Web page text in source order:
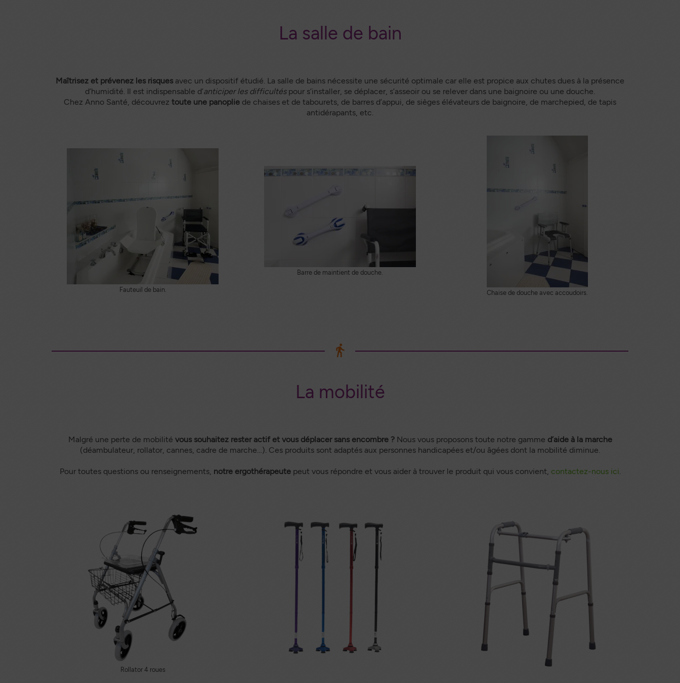
La salle de bain
Maîtrisez et prévenez les risquesavec un dispositif étudié. La salle de bains nécessite une sécurité optimale car elle est propice aux chutes dues à la présence
d’humidité. Il est indispensable d’anticiper les difficultéspour s’installer, se déplacer, s’asseoir ou se relever dans une baignoire ou une douche.
Chez Anno Santé, découvrez toute une panoplie de chaises et de tabourets, de barres d’appui, de sièges élévateurs de baignoire, de marchepied, de tapis
antidérapants, etc.
Fauteuil de bain.
Barre de maintient de douche.
Chaise de douche avec accoudoirs.
La mobilité
Malgré une perte de mobilité vous souhaitez rester actif et vous déplacer sans encombre ?Nous vous proposons toute notre gamme d’aide à la marche
(déambulateur, rollator, cannes, cadre de marche…). Ces produits sont adaptés aux personnes handicapées et/ou âgées dont la mobilité diminue.
Pour toutes questions ou renseignements, notre ergothérapeutepeut vous répondre et vous aider à trouver le produit qui vous convient, contactez-nous ici.
Rollator 4 roues